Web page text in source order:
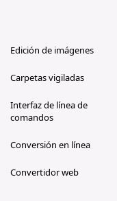
Edición de imágenes
Carpetas vigiladas
Interfaz de línea de
comandos
Conversión en línea
Convertidor web